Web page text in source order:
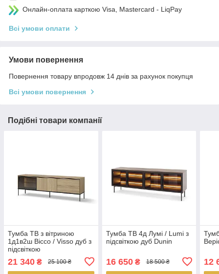
Онлайн-оплата карткою Visa, Mastercard - LiqPay
Всі умови оплати
Умови повернення
Повернення товару впродовж 14 днів за рахунок покупця
Всі умови повернення
Подібні товари компанії
Тумба ТВ з вітриною
1д1в2ш Віссо / Visso дуб з
підсвіткою
21 340 ₴ 25 100 ₴
Тумба ТВ 4д Лумі / Lumi з
підсвіткою дуб Dunin
16 650₴ 18 500 ₴ 12